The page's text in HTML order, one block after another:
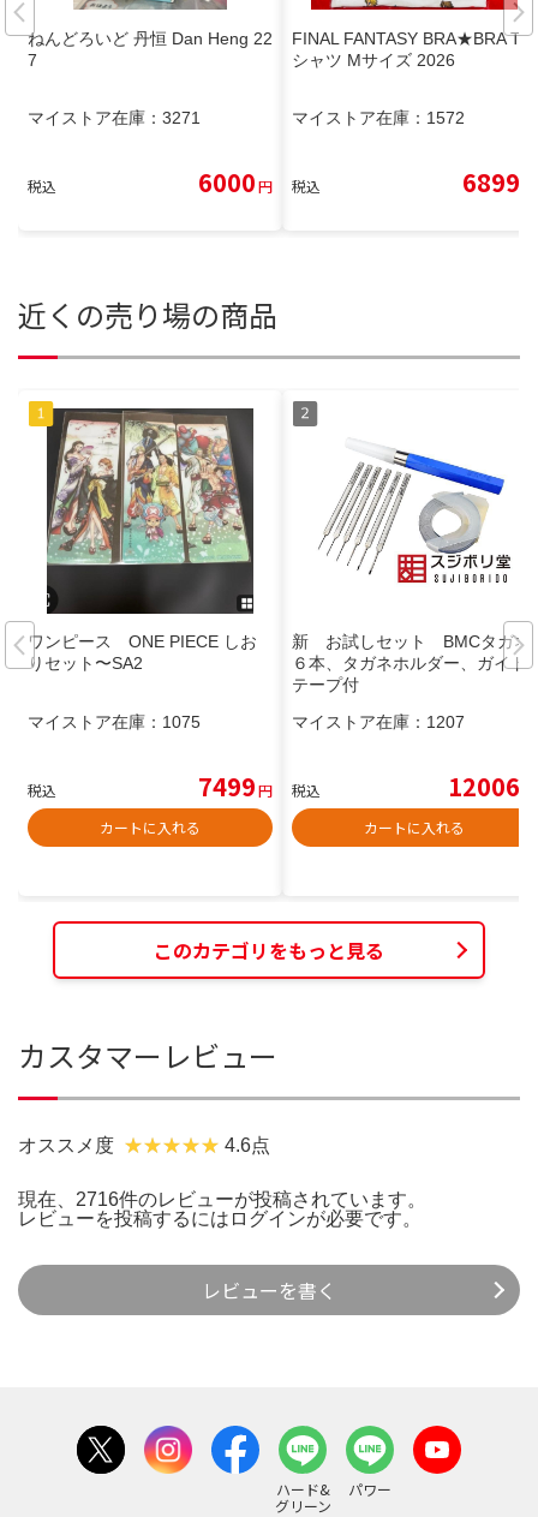
ねんどろいど 丹恒 Dan Heng 22
7
マイストア在庫： 3271
税込 6000円
FINAL FANTASY BRA★BRA T
シャツ Mサイズ 2026
マイストア在庫： 1572
税込 6899
近くの売り場の商品
ワンピース ONE PIECE しお
りセット〜SA2
マイストア在庫： 1075
税込 7499円
カートに入れる
新 お試しセット BMCタガネ
６本、タガネホルダー、ガイド
テープ付
マイストア在庫： 1207
税込 12006
カートに入れる
このカテゴリをもっと見る
カスタマーレビュー
オススメ度 4.6点
現在、2716件のレビューが投稿されています。
レビューを投稿するには ログインが必要です。
レビューを書く
ハード&
グリーン
パワー